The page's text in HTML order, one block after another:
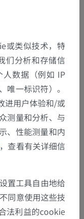
或类似技术，特
们分析和存储信
数据（例如 IP
唯一标识符）。
进用户体验和/或
测量和分析、与
、性能测量和内
，查看有关详细信
置工具自由地给
同意使用这些技
法利益的cookie